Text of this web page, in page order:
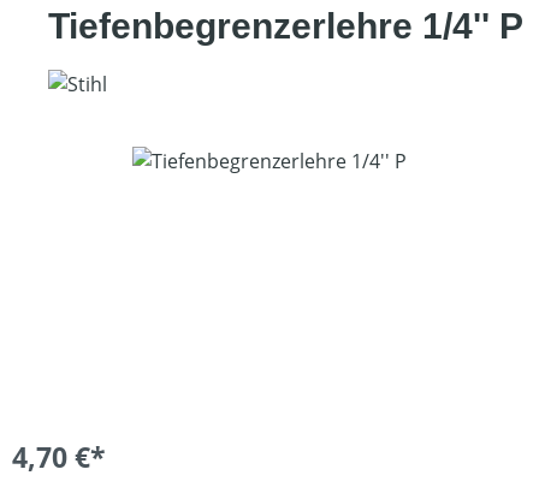
Tiefenbegrenzerlehre 1/4'' P
Bildergalerie überspringen
4,70 €*